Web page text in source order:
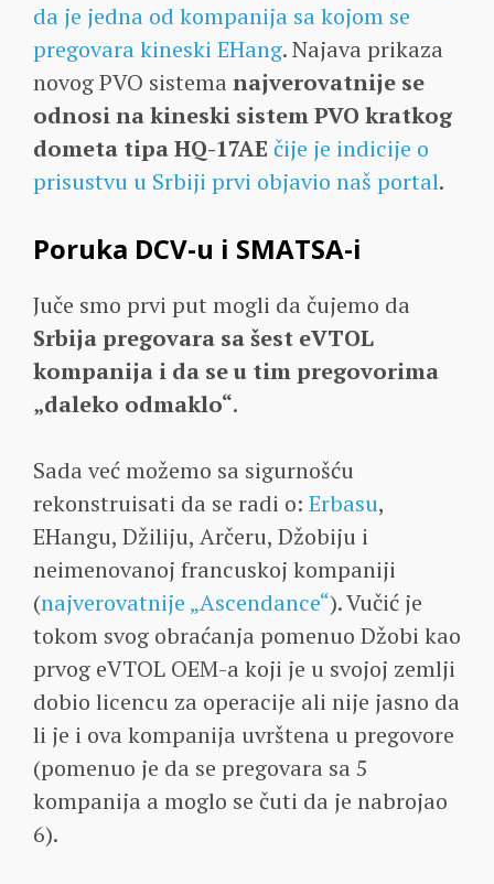
da je jedna od kompanija sa kojom se
pregovara kineski EHang. Najava prikaza
novog PVO sistema najverovatnije se
odnosi na kineski sistem PVO kratkog
dometa tipa HQ-17AE čije je indicije o
prisustvu u Srbiji prvi objavio naš portal.
Poruka DCV-u i SMATSA-i
Juče smo prvi put mogli da čujemo da
Srbija pregovara sa šest eVTOL
kompanija i da se u tim pregovorima
„daleko odmaklo“.
Sada već možemo sa sigurnošću
rekonstruisati da se radi o: Erbasu,
EHangu, Džiliju, Arčeru, Džobiju i
neimenovanoj francuskoj kompaniji
(najverovatnije „Ascendance“). Vučić je
tokom svog obraćanja pomenuo Džobi kao
prvog eVTOL OEM-a koji je u svojoj zemlji
dobio licencu za operacije ali nije jasno da
li je i ova kompanija uvrštena u pregovore
(pomenuo je da se pregovara sa 5
kompanija a moglo se čuti da je nabrojao
6).